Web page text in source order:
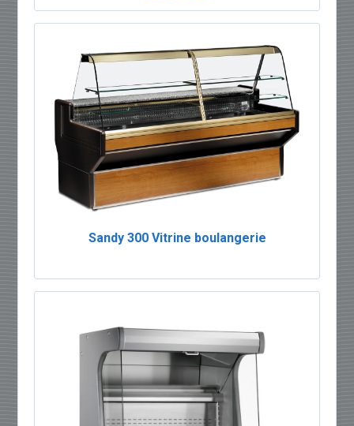
Sandy 300 Vitrine boulangerie